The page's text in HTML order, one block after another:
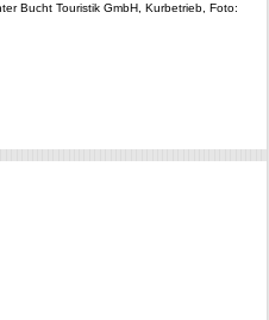
Bucht Touristik GmbH, Kurbetrieb, Foto: